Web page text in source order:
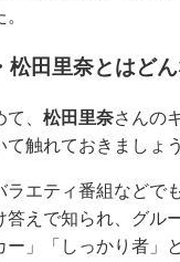
松田里奈とはど
て、松田里奈さんの
て触れておきましょう
ラエティ番組などで
答えで知られ、グル
ー」「しっかり者」